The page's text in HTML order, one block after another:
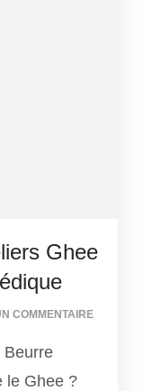
Ghee
COMMENTAIRESYLIANE
Beurre
le Ghee ?